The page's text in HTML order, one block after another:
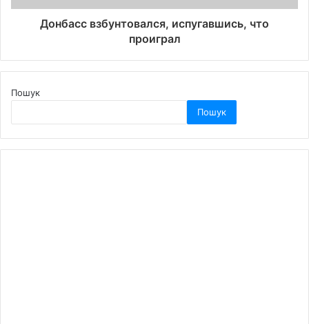
Донбасс взбунтовался, испугавшись, что
проиграл
Пошук
Пошук